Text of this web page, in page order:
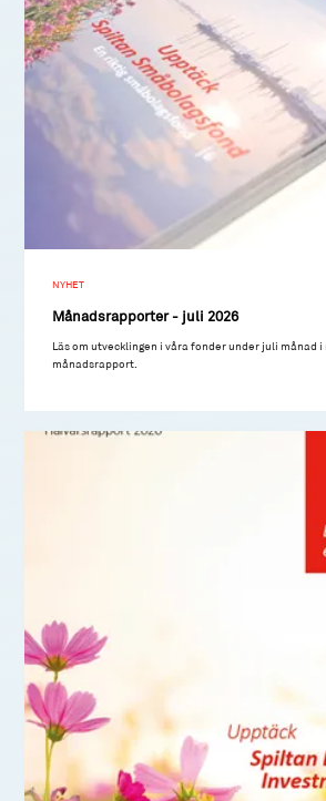
NYHET
Månadsrapporter - juli 2026
Läs om utvecklingen i våra fonder under juli månad
månadsrapport.